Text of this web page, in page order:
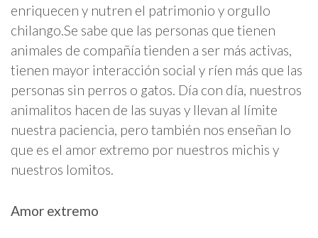
enriquecen y nutren el patrimonio y orgullo
chilango.Se sabe que las personas que tienen
animales de compañía tienden a ser más activas,
tienen mayor interacción social y ríen más que las
personas sin perros o gatos. Día con día, nuestros
animalitos hacen de las suyas y llevan al límite
nuestra paciencia, pero también nos enseñan lo
que es el amor extremo por nuestros michis y
nuestros lomitos.
Amor extremo